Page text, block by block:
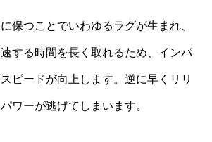
保つことでいわゆるラグが生まれ、
する時間を長く取れるため、インパ
ピードが向上します。逆に早くリリ
ワーが逃げてしまいます。